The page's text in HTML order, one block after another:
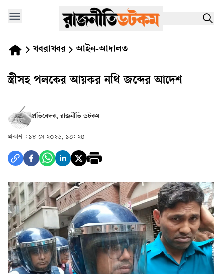
খবরাখবর আইন-আদালত
স্ত্রীসহ পলকের আয়কর নথি জব্দের আদেশ
প্রতিবেদক, রাজনীতি ডটকম
প্রকাশ : ১৮ মে ২০২৬, ১৪: ২৪